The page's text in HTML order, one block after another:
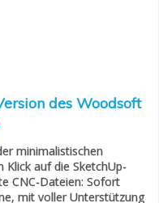
des Woodsoft
minimalistischen
Klick auf die SketchUp-
CNC-Dateien: Sofort
mit voller Unterstützung